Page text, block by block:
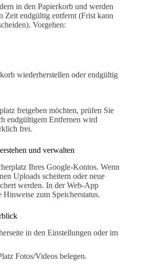
in den Papierkorb und werden
Zeit endgültig entfernt (Frist kann
Vorgehen:
wiederherstellen oder endgültig
freigeben möchten, prüfen Sie
endgültigem Entfernen wird
frei.
und verwalten
Ihres Google-Kontos. Wenn
Uploads scheitern oder neue
werden. In der Web-App
zum Speicherstatus.
in den Einstellungen oder im
Fotos/Videos belegen.